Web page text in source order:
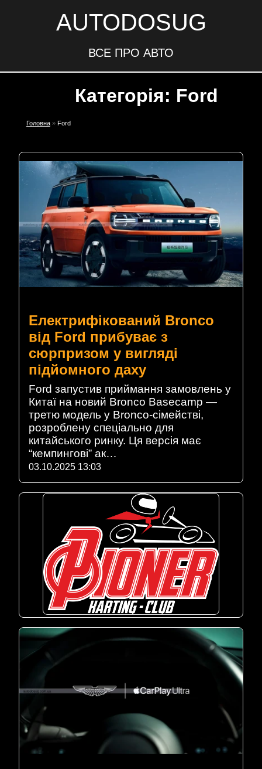
AUTODOSUG
ВСЕ ПРО АВТО
Категорія: Ford
Головна» Ford
Електрифікований Bronco
від Ford прибуває з
сюрпризом у вигляді
підйомного даху
Ford запустив приймання замовлень у
Китаї на новий Bronco Basecamp —
третю модель у Bronco-сімействі,
розроблену спеціально для
китайського ринку. Ця версія має
“кемпингові” ак…
03.10.2025 13:03